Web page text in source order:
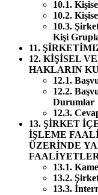
10.1.
10.2.
10.3.
Kişi
11.
12. KİŞİSEL
HAKLARIN
12.1.
12.2.
Durumlar
12.3.
13. ŞİRKET
İŞLEME
ÜZERİNDE
13.1.
13.2.
13.3.